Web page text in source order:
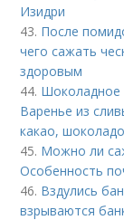
Изидри
43. После
чего сажать
здоровым
44. Шоколадное
Варенье из
какао,
45. Можно ли
Особенность
46. Вздулись
взрываются